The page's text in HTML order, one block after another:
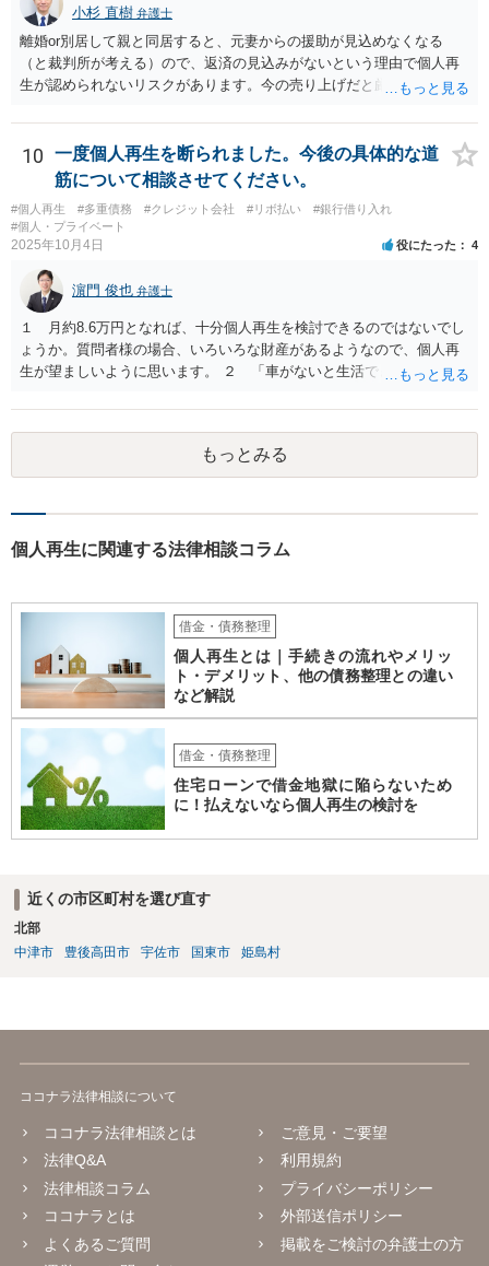
小杉 直樹 弁護士
離婚or別居して親と同居すると、元妻からの援助が見込めなくなる
（と裁判所が考える）ので、返済の見込みがないという理由で個人再
生が認められないリスクがあります。今の売り上げだと厳しいのでは
親がそれを払っていけるなら構わないと思います。 実際には、いろい
ろの事情を総合的に検討して方針を決めないといけないので、直接弁
護士と面談したうえで、債務整理を依頼してください。
10
一度個人再生を断られました。今後の具体的な道
筋について相談させてください。
#個人再生 #多重債務 #クレジット会社 #リボ払い
#銀行借り入れ
#個人・プライベート
2025年10月4日 役にたった 4
濵門 俊也 弁護士
１ 月約8.6万円となれば、十分個人再生を検討できるのではないでし
ょうか。質問者様の場合、いろいろな財産があるようなので、個人再
生が望ましいように思います。 ２ 「車がないと生活できない」とい
してもらえるかという点にかかってきます。 ３ 先に回答したとお
り、第一次的には個人再生です。
もっとみる
個人再生に関連する法律相談コラム
借金・債務整理
個人再生とは｜手続きの流れやメリッ
ト・デメリット、他の債務整理との違い
など解説
借金・債務整理
住宅ローンで借金地獄に陥らないため
に！払えないなら個人再生の検討を
近くの市区町村を選び直す
北部
中津市
豊後高田市 宇佐市 国東市 姫島村
ココナラ法律相談について
ココナラ法律相談とは
法律Q&A
法律相談コラム
ココナラとは
よくあるご質問
ご意見・ご要望
利用規約
プライバシーポリシー
外部送信ポリシー
掲載をご検討の弁護士の方